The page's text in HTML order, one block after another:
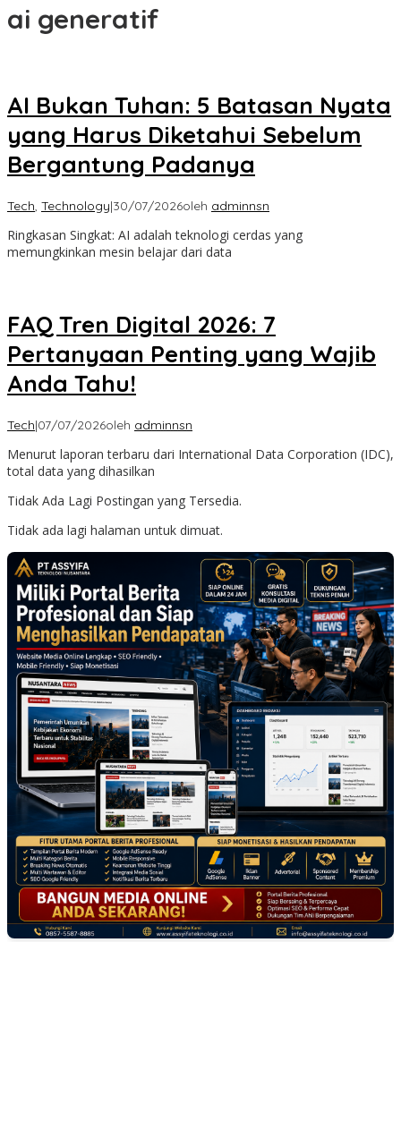
ai generatif
AI Bukan Tuhan: 5 Batasan Nyata
yang Harus Diketahui Sebelum
Bergantung Padanya
Tech, Technology|30/07/2026oleh adminnsn
Ringkasan Singkat: AI adalah teknologi cerdas yang
memungkinkan mesin belajar dari data
FAQ Tren Digital 2026: 7
Pertanyaan Penting yang Wajib
Anda Tahu!
Tech|07/07/2026oleh adminnsn
Menurut laporan terbaru dari International Data Corporation (IDC),
total data yang dihasilkan
Tidak Ada Lagi Postingan yang Tersedia.
Tidak ada lagi halaman untuk dimuat.